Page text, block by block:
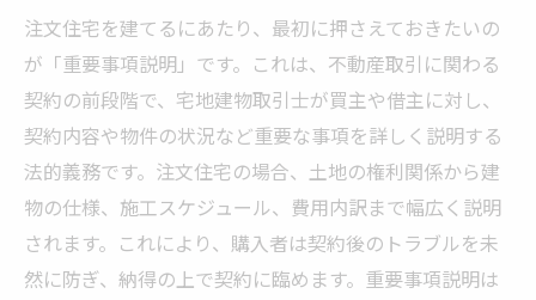
重要事項説明を活用して納得のいく注文住宅契
約を実現する
注文住宅を建てるにあたり、最初に押さえておきたいの
が「重要事項説明」です。これは、不動産取引に関わる
契約の前段階で、宅地建物取引士が買主や借主に対し、
契約内容や物件の状況など重要な事項を詳しく説明する
法的義務です。注文住宅の場合、土地の権利関係から建
物の仕様、施工スケジュール、費用内訳まで幅広く説明
されます。これにより、購入者は契約後のトラブルを未
然に防ぎ、納得の上で契約に臨めます。重要事項説明は